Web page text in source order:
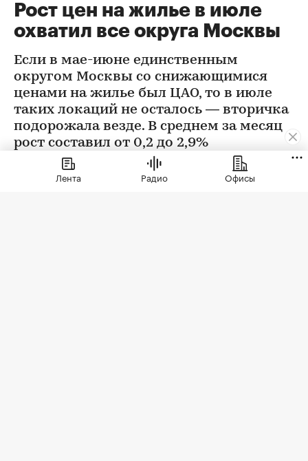
Рост цен на жилье в июле
охватил все округа Москвы
Если в мае-июне единственным
округом Москвы со снижающимися
ценами на жилье был ЦАО, то в июле
таких локаций не осталось — вторичка
подорожала везде. В среднем за месяц
рост составил от 0,2 до 2,9%
Лента Радио Офисы